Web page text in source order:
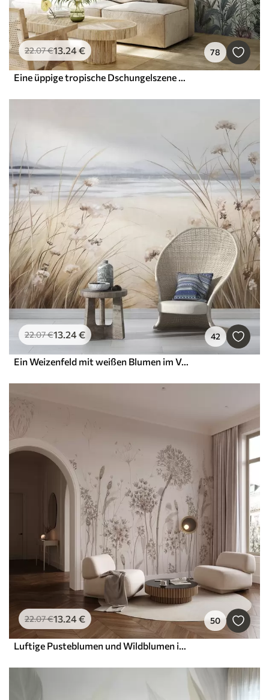
22.07€13.24€ 78
Eine üppige tropische Dschungelszene mit verschiedenen Palmen, großen Blättern und bunten Blumen im Vordergrund
22.07€13.24€ 42
Ein Weizenfeld mit weißen Blumen im Vordergrund, ein Strand und das Meer im Hintergrund, neutrale, gedämpfte Pastellfarben
22.07€13.24€ 50
Luftige Pusteblumen und Wildblumen im Aquarellstil